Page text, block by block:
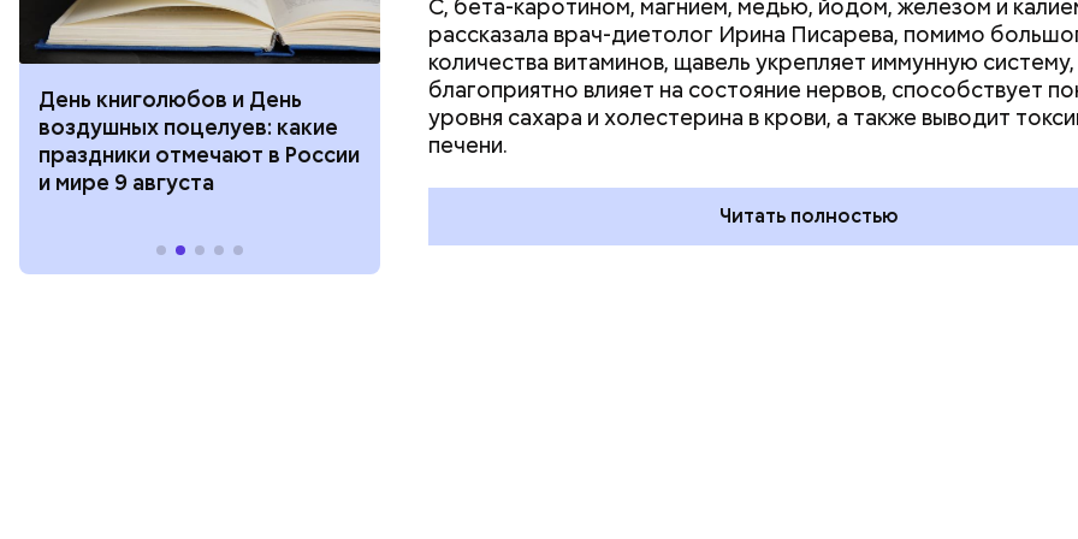
День книголюбов и День
воздушных поцелуев: какие
праздники отмечают в России
и мире 9 августа
Всемирный день кошек и
Международный день
бесконечности: какие
праздники отмечают в России
День собирания звезд и
Международный день
отмечают в России и мире 7
августа
С, бета-каротином, магнием, медью, йодом, железом и
рассказала врач-диетолог Ирина Писарева, помимо
количества витаминов, щавель укрепляет иммунную систему,
благоприятно влияет на состояние нервов, способствует
уровня сахара и холестерина в крови, а также выводит
печени.
Читать полностью